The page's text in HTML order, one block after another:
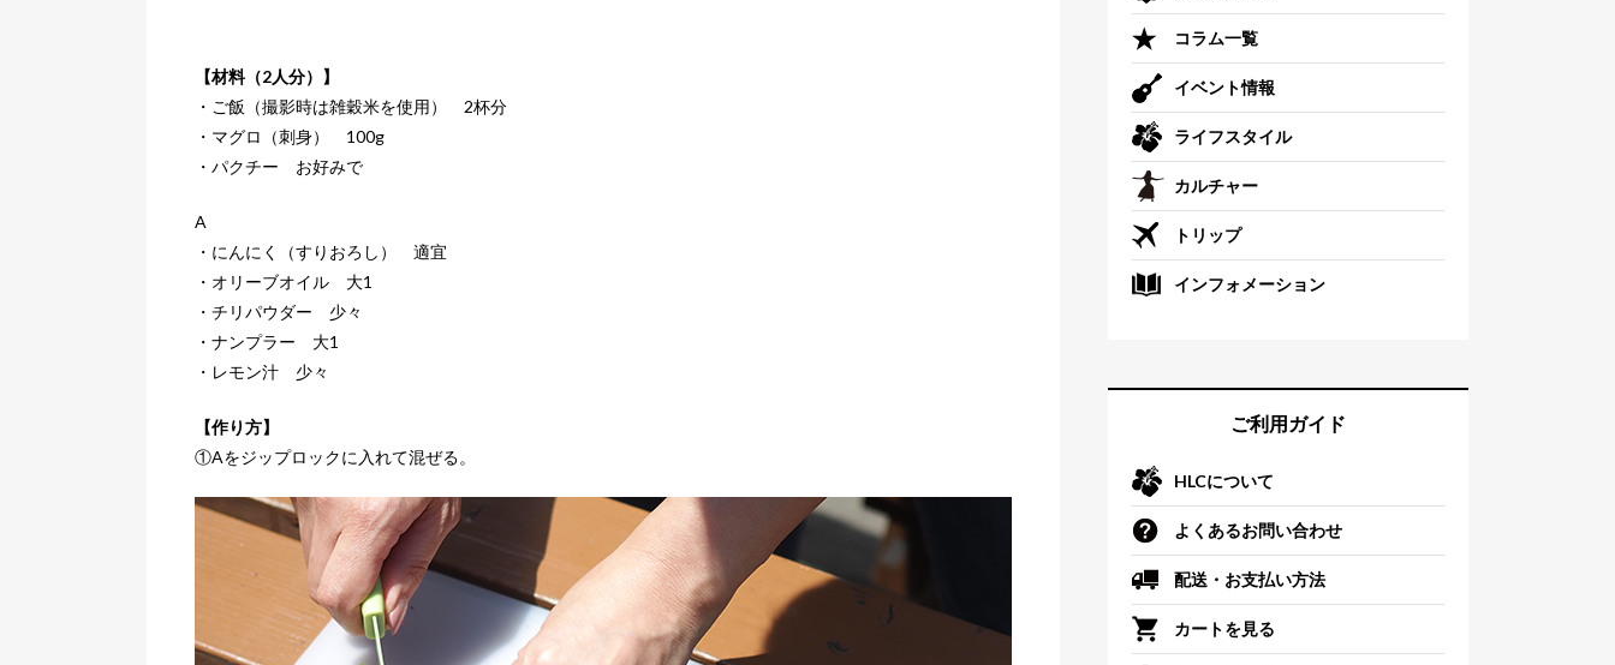
【材料（2人分）】
・ご飯（撮影時は雑穀米を使用） 2杯分
・マグロ（刺身） 100g
・パクチー お好みで
A
・にんにく（すりおろし） 適宜
・オリーブオイル 大1
・チリパウダー 少々
・ナンプラー 大1
・レモン汁 少々
【作り方】
①Aをジップロックに入れて混ぜる。
コラム一覧
イベント情報
ライフスタイル
カルチャー
トリップ
インフォメーション
ご利用ガイド
HLCについて
よくあるお問い合わせ
配送・お支払い方法
カートを見る